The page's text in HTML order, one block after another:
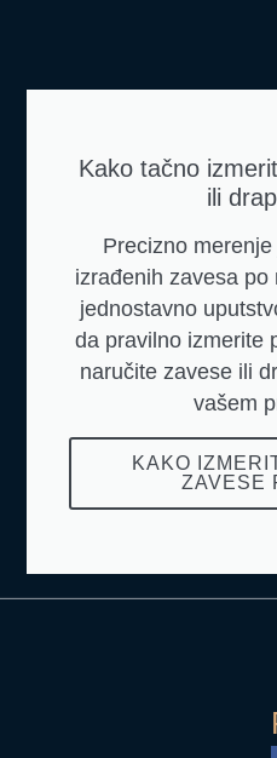
Kako tačno
ili
Precizno
izrađenih zavesa
jednostavno
da pravilno izmerite
naručite zavese ili
vašem
KAKO
ZAVESE